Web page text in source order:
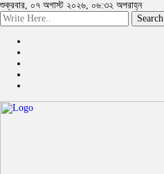
শুক্রবার, ০৭ অগাস্ট ২০২৬, ০৬:৩২ অপরাহ্ন
Search